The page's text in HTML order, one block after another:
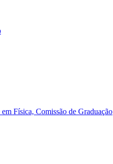
Física, Comissão de Graduação